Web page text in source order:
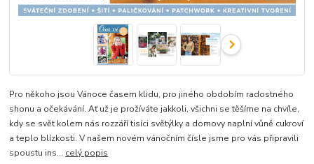
Pro někoho jsou Vánoce časem klidu, pro jiného obdobím radostného
shonu a očekávání. Ať už je prožíváte jakkoli, všichni se těšíme na chvíle,
kdy se svět kolem nás rozzáří tisíci světýlky a domovy naplní vůně cukroví
a teplo blízkosti. V našem novém vánočním čísle jsme pro vás připravili
spoustu ins... celý popis